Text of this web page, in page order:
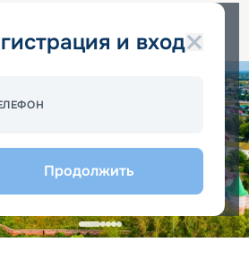
и вход
Продолжить
круизы